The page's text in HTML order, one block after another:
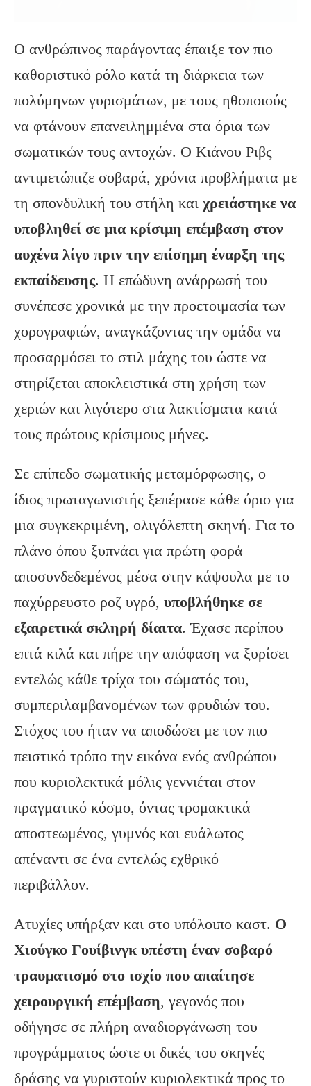
Ο ανθρώπινος παράγοντας έπαιξε τον πιο
καθοριστικό ρόλο κατά τη διάρκεια των
πολύμηνων γυρισμάτων, με τους ηθοποιούς
να φτάνουν επανειλημμένα στα όρια των
σωματικών τους αντοχών. Ο Κιάνου Ριβς
αντιμετώπιζε σοβαρά, χρόνια προβλήματα με
τη σπονδυλική του στήλη και χρειάστηκε να
υποβληθεί σε μια κρίσιμη επέμβαση στον
αυχένα λίγο πριν την επίσημη έναρξη της
εκπαίδευσης. Η επώδυνη ανάρρωσή του
συνέπεσε χρονικά με την προετοιμασία των
χορογραφιών, αναγκάζοντας την ομάδα να
προσαρμόσει το στιλ μάχης του ώστε να
στηρίζεται αποκλειστικά στη χρήση των
χεριών και λιγότερο στα λακτίσματα κατά
τους πρώτους κρίσιμους μήνες.
Σε επίπεδο σωματικής μεταμόρφωσης, ο
ίδιος πρωταγωνιστής ξεπέρασε κάθε όριο για
μια συγκεκριμένη, ολιγόλεπτη σκηνή. Για το
πλάνο όπου ξυπνάει για πρώτη φορά
αποσυνδεδεμένος μέσα στην κάψουλα με το
παχύρρευστο ροζ υγρό, υποβλήθηκε σε
εξαιρετικά σκληρή δίαιτα. Έχασε περίπου
επτά κιλά και πήρε την απόφαση να ξυρίσει
εντελώς κάθε τρίχα του σώματός του,
συμπεριλαμβανομένων των φρυδιών του.
Στόχος του ήταν να αποδώσει με τον πιο
πειστικό τρόπο την εικόνα ενός ανθρώπου
που κυριολεκτικά μόλις γεννιέται στον
πραγματικό κόσμο, όντας τρομακτικά
αποστεωμένος, γυμνός και ευάλωτος
απέναντι σε ένα εντελώς εχθρικό
περιβάλλον.
Ατυχίες υπήρξαν και στο υπόλοιπο καστ. Ο
Χιούγκο Γουίβινγκ υπέστη έναν σοβαρό
τραυματισμό στο ισχίο που απαίτησε
χειρουργική επέμβαση, γεγονός που
οδήγησε σε πλήρη αναδιοργάνωση του
προγράμματος ώστε οι δικές του σκηνές
δράσης να γυριστούν κυριολεκτικά προς το